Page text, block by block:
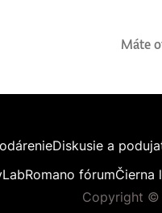
Máte
Diskusie a
Romano fórumČierna
Copyright ©